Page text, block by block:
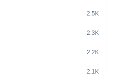
2.5K
2.3K
2.2K
2.1K